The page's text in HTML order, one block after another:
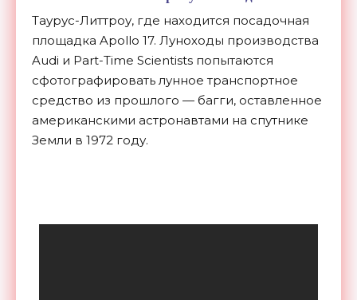
Таурус-Литтроу, где находится посадочная
площадка Apollo 17. Луноходы производства
Audi и Part-Time Scientists попытаются
сфотографировать лунное транспортное
средство из прошлого — багги, оставленное
американскими астронавтами на спутнике
Земли в 1972 году.